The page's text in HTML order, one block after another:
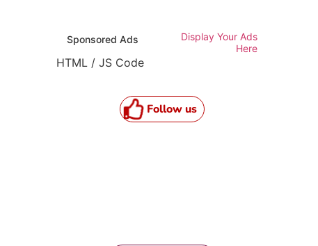
Sponsored Ads
Display Your Ads
Here
HTML / JS Code
Follow us